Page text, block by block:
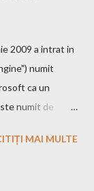
2009 a intrat in
numit
ca un
numit de
de pe urma
MAI MULTE